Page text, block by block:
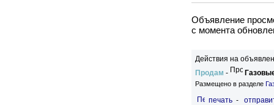
Объявление
c момента
Действия на
Продам -
Размещено в разделе
печать -